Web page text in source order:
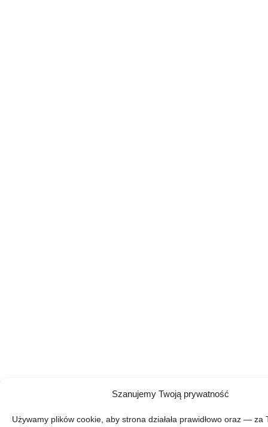
Szanujemy Twoją prywatność
Używamy plików cookie, aby strona działała prawidłowo oraz —